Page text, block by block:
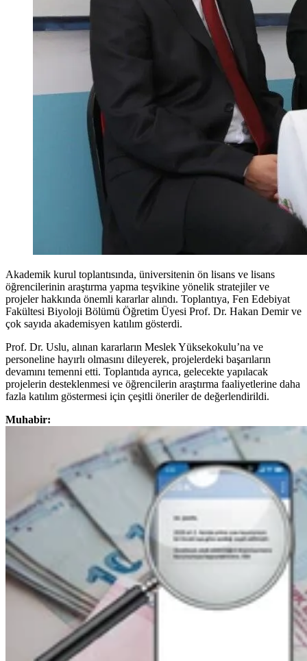
Akademik kurul toplantısında, üniversitenin ön lisans ve lisans
öğrencilerinin araştırma yapma teşvikine yönelik stratejiler ve
projeler hakkında önemli kararlar alındı. Toplantıya, Fen Edebiyat
Fakültesi Biyoloji Bölümü Öğretim Üyesi Prof. Dr. Hakan Demir ve
çok sayıda akademisyen katılım gösterdi.
Prof. Dr. Uslu, alınan kararların Meslek Yüksekokulu’na ve
personeline hayırlı olmasını dileyerek, projelerdeki başarıların
devamını temenni etti. Toplantıda ayrıca, gelecekte yapılacak
projelerin desteklenmesi ve öğrencilerin araştırma faaliyetlerine daha
fazla katılım göstermesi için çeşitli öneriler de değerlendirildi.
Muhabir: